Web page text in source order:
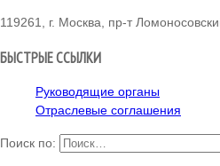
119261, г. Москва, пр-т
БЫСТРЫЕ ССЫЛКИ
Руководящие органы
Отраслевые соглашения
Поиск по: